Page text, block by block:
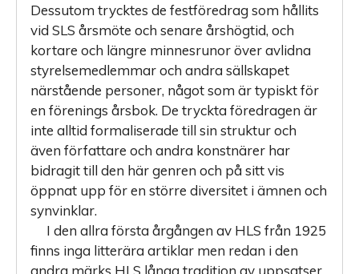
Dessutom trycktes de festföredrag som hållits
vid SLS årsmöte och senare årshögtid, och
kortare och längre minnesrunor över avlidna
styrelsemedlemmar och andra sällskapet
närstående personer, något som är typiskt för
en förenings årsbok. De tryckta föredragen är
inte alltid formaliserade till sin struktur och
även författare och andra konstnärer har
bidragit till den här genren och på sitt vis
öppnat upp för en större diversitet i ämnen och
synvinklar.
I den allra första årgången av HLS från 1925
finns inga litterära artiklar men redan i den
andra märks HLS långa tradition av uppsatser